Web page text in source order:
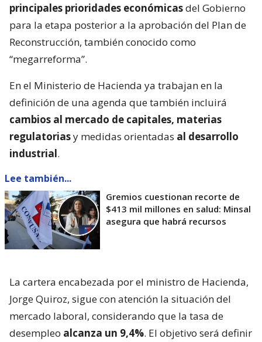
principales prioridades económicasdel Gobierno
para la etapa posterior a la aprobación del Plan de
Reconstrucción, también conocido como
“megarreforma”.
En el Ministerio de Hacienda ya trabajan en la
definición de una agenda que también incluirá
cambios al mercado de capitales, materias
regulatoriasy medidas orientadas al desarrollo
industrial.
Lee también...
Gremios cuestionan recorte de
$413 mil millones en salud: Minsal
asegura que habrá recursos
La cartera encabezada por el ministro de Hacienda,
Jorge Quiroz, sigue con atención la situación del
mercado laboral, considerando que la tasa de
desempleo alcanza un 9,4%. El objetivo será definir